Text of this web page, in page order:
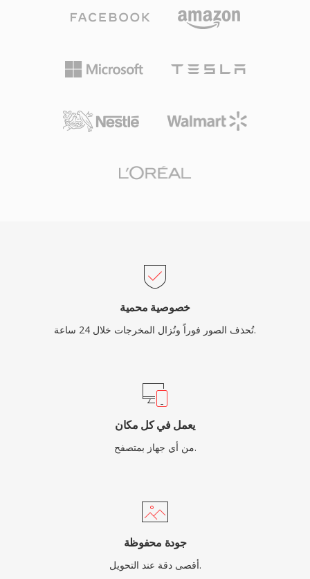
خصوصية محمية
تُحذف الصور فوراً وتُزال المخرجات خلال 24 ساعة.
يعمل في كل مكان
من أي جهاز بمتصفح.
جودة محفوظة
أقصى دقة عند التحويل.